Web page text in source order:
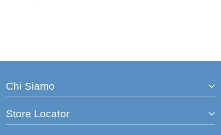
Chi Siamo
Store Locator